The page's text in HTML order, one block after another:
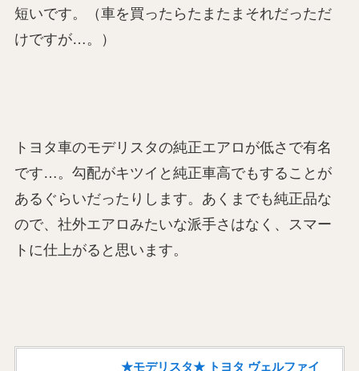
短いです。（車を買ったらたまたまそれだっただ
けですが…。）
トヨタ車のモデリスタの純正エアロが低さで有名
です…。勾配がキツイと純正車高でもすることが
あるぐらいだったりします。あくまでも純正品な
ので、社外エアロみたいな派手さはなく、スマー
トに仕上がると思います。
★モデリスタ★ トヨタ ヴェルファイ